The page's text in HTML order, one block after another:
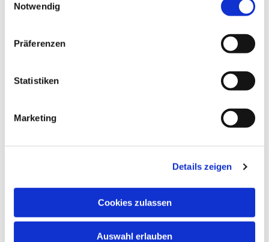
Notwendig
Präferenzen
Statistiken
Marketing
Details zeigen
Cookies zulassen
Auswahl erlauben